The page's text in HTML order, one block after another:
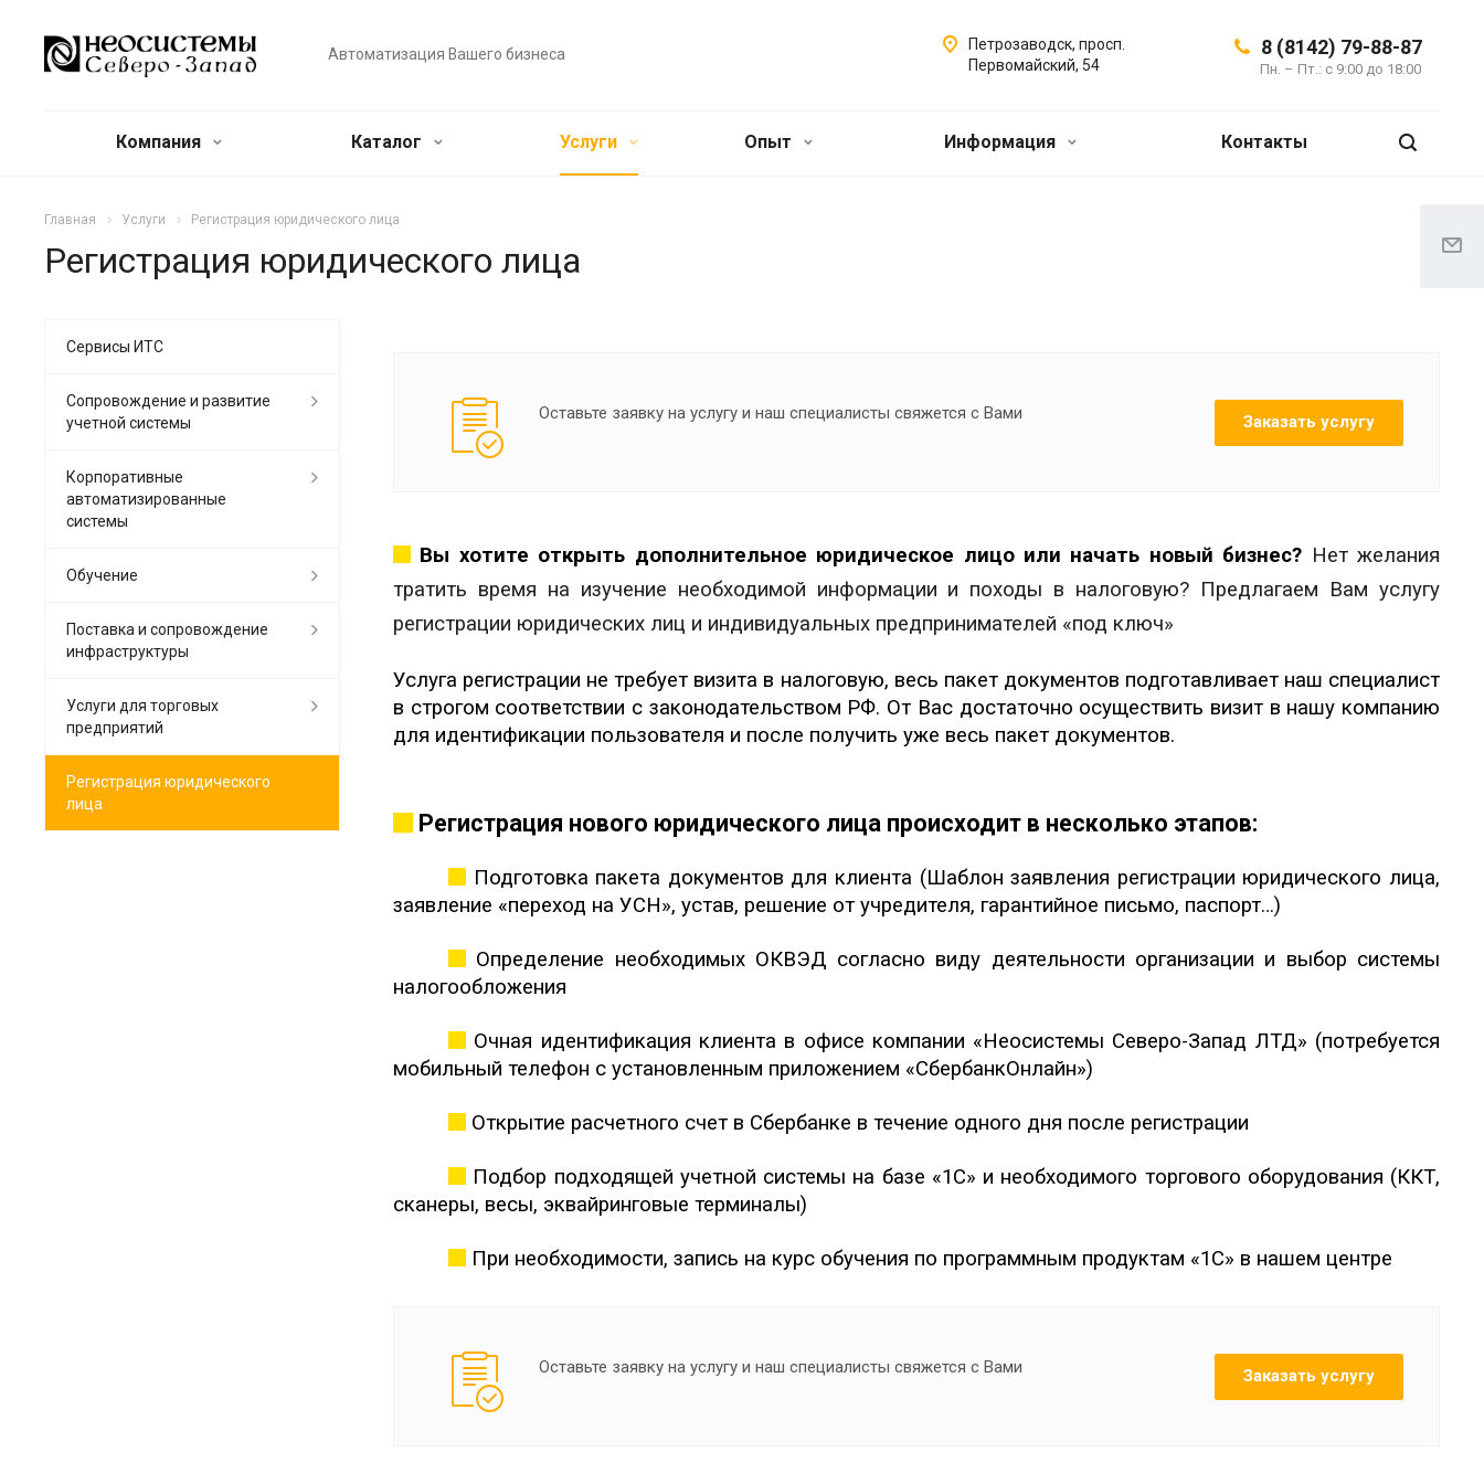
Автоматизация Вашего бизнеса 8 (8142) 79-88-87
Пн. – Пт.: с 9:00 до 18:00
Петрозаводск, просп.
Первомайский, 54
Компания Каталог Услуги Опыт Информация Контакты
Главная Услуги Регистрация юридического лица
Регистрация юридического лица
Оставьте заявку на услугу и наш специалисты свяжется с Вами Заказать услугу
Вы хотите открыть дополнительное юридическое лицо или начать новый бизнес? Нет желания
тратить время на изучение необходимой информации и походы в налоговую? Предлагаем Вам услугу
регистрации юридических лиц и индивидуальных предпринимателей «под ключ»
Услуга регистрации не требует визита в налоговую, весь пакет документов подготавливает наш специалист
в строгом соответствии с законодательством РФ. От Вас достаточно осуществить визит в нашу компанию
для идентификации пользователя и после получить уже весь пакет документов.
Регистрация нового юридического лица происходит в несколько этапов:
Подготовка пакета документов для клиента (Шаблон заявления регистрации юридического лица,
заявление «переход на УСН», устав, решение от учредителя, гарантийное письмо, паспорт…)
Определение необходимых ОКВЭД согласно виду деятельности организации и выбор системы
налогообложения
Очная идентификация клиента в офисе компании «Неосистемы Северо-Запад ЛТД» (потребуется
мобильный телефон с установленным приложением «СбербанкОнлайн»)
Открытие расчетного счет в Сбербанке в течение одного дня после регистрации
Подбор подходящей учетной системы на базе «1С» и необходимого торгового оборудования (ККТ,
сканеры, весы, эквайринговые терминалы)
При необходимости, запись на курс обучения по программным продуктам «1С» в нашем центре
Оставьте заявку на услугу и наш специалисты свяжется с Вами Заказать услугу
Сервисы ИТС
Сопровождение и развитие
учетной системы
Корпоративные
автоматизированные
системы
Обучение
Поставка и сопровождение
инфраструктуры
Услуги для торговых
предприятий
Регистрация юридического
лица